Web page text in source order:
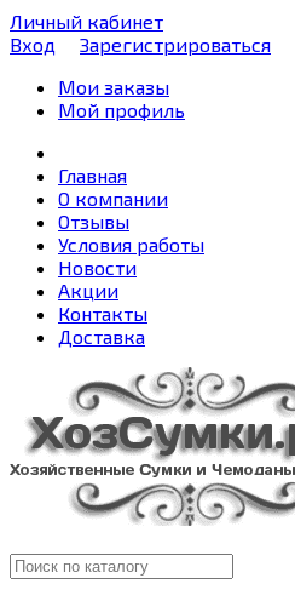
Личный кабинет
Вход
Зарегистрироваться
Мои заказы
Мой профиль
Главная
О компании
Отзывы
Условия работы
Новости
Акции
Контакты
Доставка